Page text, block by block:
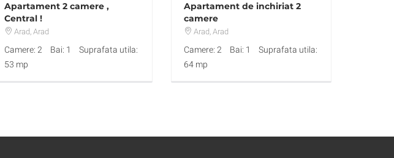
Apartament 2 camere ,
Central !
Arad, Arad
Camere: 2 Bai: 1
Suprafata utila:
53 mp
Apartament de inchiriat 2
camere
Arad, Arad
Camere: 2 Bai: 1
Suprafata utila:
64 mp